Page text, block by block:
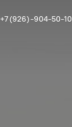
+7 (926) -904-50-10